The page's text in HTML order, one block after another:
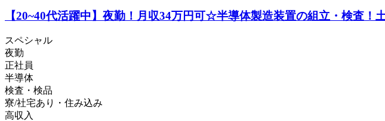
【20~40代活躍中】夜勤！月収34万円可☆半導体製造装置の組立・検査！
スペシャル
夜勤
正社員
半導体
検査・検品
寮/社宅あり・住み込み
高収入